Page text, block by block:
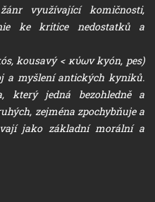
využívající komičnosti,
ke kritice nedostatků a
kousavý < κύων kyón, pes)
a myšlení antických kyniků.
který jedná bezohledně a
zejména zpochybňuje a
jako základní morální a